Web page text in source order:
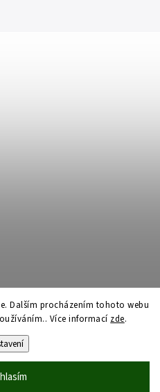
Dalším procházením tohoto webu
Více informací zde.
. Všechna práva vyhrazena.